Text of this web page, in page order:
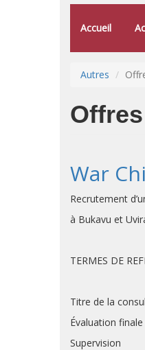
Accueil
Autres
War
Recrutement
à Bukavu et
TERMES DE
Titre de la
Évaluation
Supervision